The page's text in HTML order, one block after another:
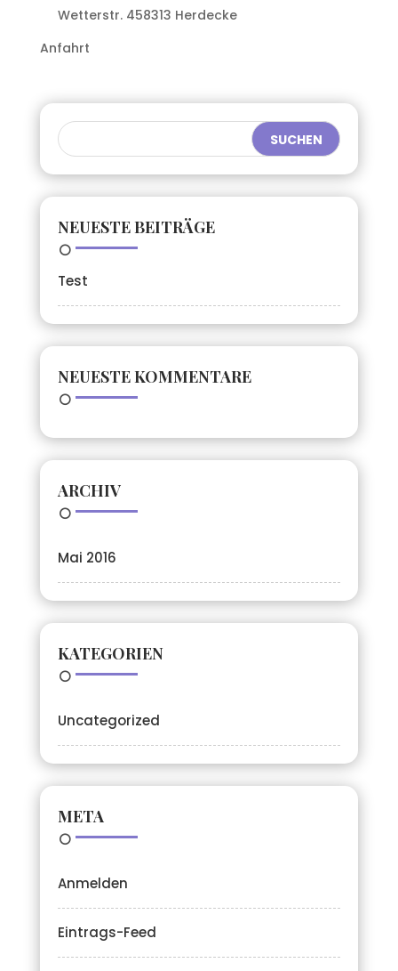
Wetterstr. 458313 Herdecke
Anfahrt
NEUESTE BEITRÄGE
Test
NEUESTE KOMMENTARE
ARCHIV
Mai 2016
KATEGORIEN
Uncategorized
META
Anmelden
Eintrags-Feed